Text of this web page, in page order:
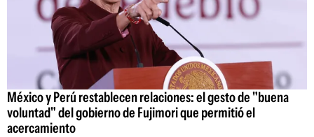
México y Perú restablecen relaciones: el gesto de "buena
voluntad" del gobierno de Fujimori que permitió el
acercamiento